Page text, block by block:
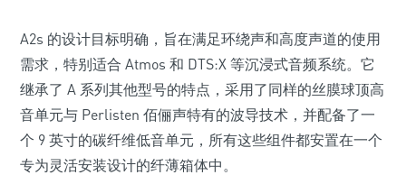
A2s 的设计目标明确，旨在满足环绕声和高度声道的使用
需求，特别适合 Atmos 和 DTS:X 等沉浸式音频系统。它
继承了 A 系列其他型号的特点，采用了同样的丝膜球顶高
音单元与 Perlisten 佰俪声特有的波导技术，并配备了一
个 9 英寸的碳纤维低音单元，所有这些组件都安置在一个
专为灵活安装设计的纤薄箱体中。